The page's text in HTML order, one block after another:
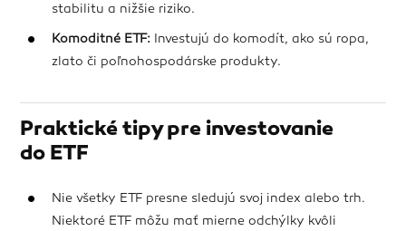
stabilitu a nižšie riziko.
Komoditné ETF: Investujú do komodít, ako sú ropa,
zlato či poľnohospodárske produkty.
Praktické tipy pre investovanie
do ETF
Nie všetky ETF presne sledujú svoj index alebo trh.
Niektoré ETF môžu mať mierne odchýlky kvôli